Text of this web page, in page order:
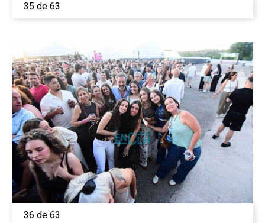
35 de 63
36 de 63